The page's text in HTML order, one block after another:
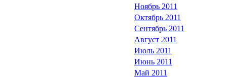
Ноябрь 2011
Октябрь 2011
Сентябрь 2011
Август 2011
Июль 2011
Июнь 2011
Май 2011